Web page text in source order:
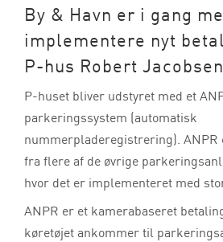
By & Havn er i gang
implementere nyt
P-hus Robert Jacobsen
P-huset bliver udstyret med et
parkeringssystem (automatisk
nummerpladeregistrering).
fra flere af de øvrige
hvor det er implementeret med
ANPR er et kamerabaseret
køretøjet ankommer til